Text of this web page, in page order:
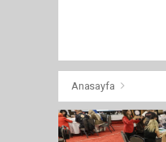
Anasayfa